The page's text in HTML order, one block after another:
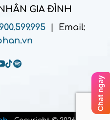
GIA ĐÌNH
| Email: